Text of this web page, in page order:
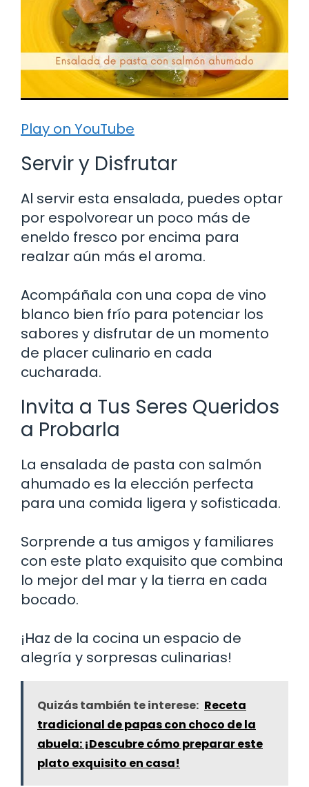
Play on YouTube
Servir y Disfrutar
Al servir esta ensalada, puedes optar
por espolvorear un poco más de
eneldo fresco por encima para
realzar aún más el aroma.
Acompáñala con una copa de vino
blanco bien frío para potenciar los
sabores y disfrutar de un momento
de placer culinario en cada
cucharada.
Invita a Tus Seres Queridos
a Probarla
La ensalada de pasta con salmón
ahumado es la elección perfecta
para una comida ligera y sofisticada.
Sorprende a tus amigos y familiares
con este plato exquisito que combina
lo mejor del mar y la tierra en cada
bocado.
¡Haz de la cocina un espacio de
alegría y sorpresas culinarias!
Quizás también te interese: Receta
tradicional de papas con choco de la
abuela: ¡Descubre cómo preparar este
plato exquisito en casa!